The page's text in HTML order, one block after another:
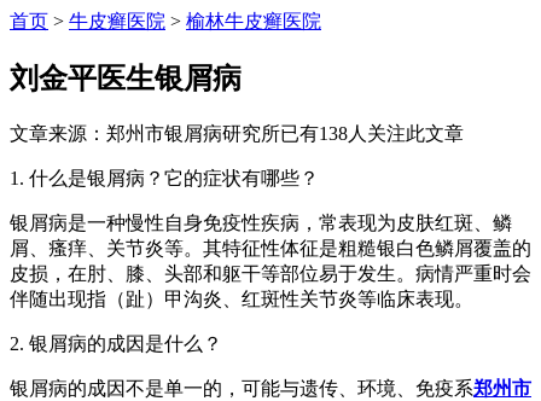
首页 > 牛皮癣医院 > 榆林牛皮癣医院
刘金平医生银屑病
文章来源：郑州市银屑病研究所已有138人关注此文章
1. 什么是银屑病？它的症状有哪些？
银屑病是一种慢性自身免疫性疾病，常表现为皮肤红斑、鳞
屑、瘙痒、关节炎等。其特征性体征是粗糙银白色鳞屑覆盖的
皮损，在肘、膝、头部和躯干等部位易于发生。病情严重时会
伴随出现指（趾）甲沟炎、红斑性关节炎等临床表现。
2. 银屑病的成因是什么？
银屑病的成因不是单一的，可能与遗传、环境、免疫系郑州市